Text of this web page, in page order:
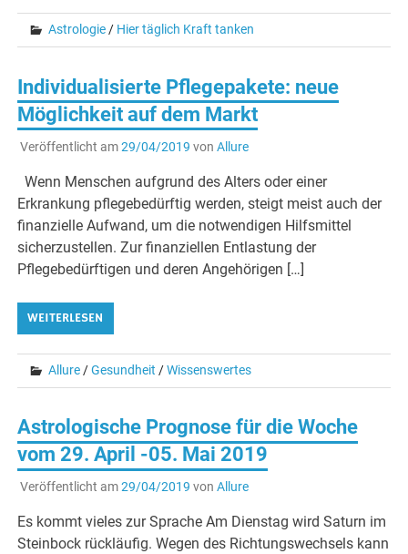
Astrologie / Hier täglich Kraft tanken
Individualisierte Pflegepakete: neue
Möglichkeit auf dem Markt
Veröffentlicht am29/04/2019 von Allure
Wenn Menschen aufgrund des Alters oder einer
Erkrankung pflegebedürftig werden, steigt meist auch der
finanzielle Aufwand, um die notwendigen Hilfsmittel
sicherzustellen. Zur finanziellen Entlastung der
Pflegebedürftigen und deren Angehörigen […]
WEITERLESEN
Allure /Gesundheit /Wissenswertes
Astrologische Prognose für die Woche
vom 29. April -05. Mai 2019
Veröffentlicht am29/04/2019 von Allure
Es kommt vieles zur Sprache Am Dienstag wird Saturn im
Steinbock rückläufig. Wegen des Richtungswechsels kann